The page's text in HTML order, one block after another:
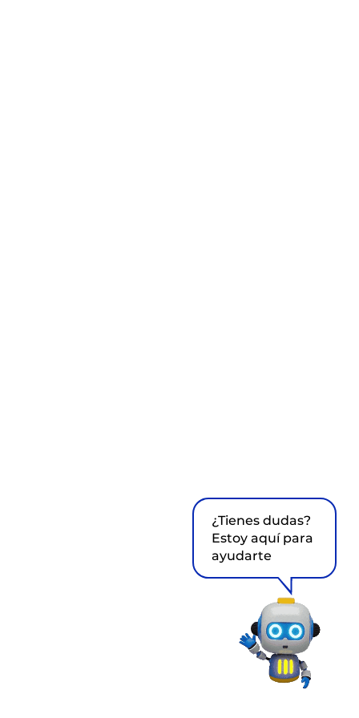
¿Tienes dudas?
Estoy aquí para
ayudarte